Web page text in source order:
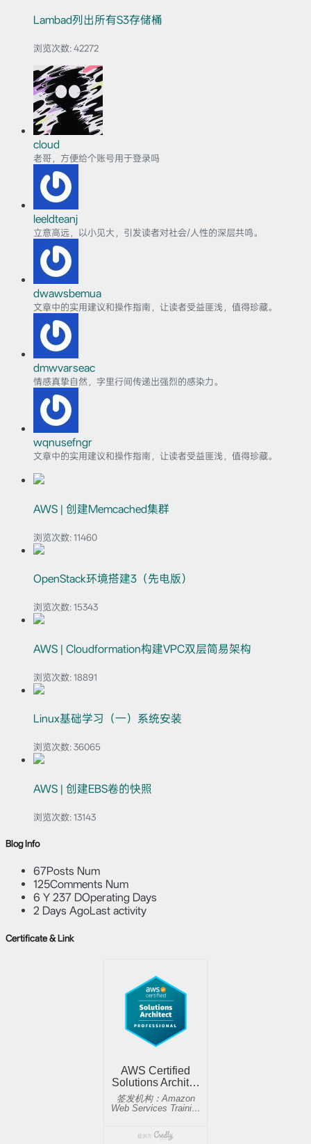
Lambad列出所有S3存储桶
浏览次数: 42272
cloud
老哥，方便给个账号用于登录吗
leeldteanj
立意高远，以小见大，引发读者对社会/人性的深层共鸣。
dwawsbemua
文章中的实用建议和操作指南，让读者受益匪浅，值得珍藏。
dmwvarseac
情感真挚自然，字里行间传递出强烈的感染力。
wqnusefngr
文章中的实用建议和操作指南，让读者受益匪浅，值得珍藏。
AWS | 创建Memcached集群
浏览次数: 11460
OpenStack环境搭建3（先电版）
浏览次数: 15343
AWS | Cloudformation构建VPC双层简易架构
浏览次数: 18891
Linux基础学习（一）系统安装
浏览次数: 36065
AWS | 创建EBS卷的快照
浏览次数: 13143
Blog Info
67Posts Num
125Comments Num
6 Y 237 DOperating Days
2 Days AgoLast activity
Certificate & Link